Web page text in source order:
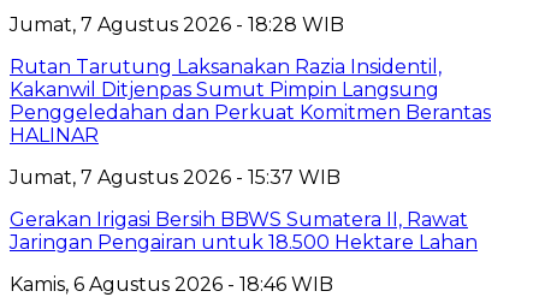
Jumat, 7 Agustus 2026 - 18:28 WIB
Rutan Tarutung Laksanakan Razia Insidentil,
Kakanwil Ditjenpas Sumut Pimpin Langsung
Penggeledahan dan Perkuat Komitmen Berantas
HALINAR
Jumat, 7 Agustus 2026 - 15:37 WIB
Gerakan Irigasi Bersih BBWS Sumatera II, Rawat
Jaringan Pengairan untuk 18.500 Hektare Lahan
Kamis, 6 Agustus 2026 - 18:46 WIB